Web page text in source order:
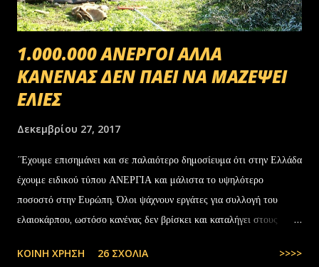
1.000.000 ΑΝΕΡΓΟΙ ΑΛΛΑ
ΚΑΝΕΝΑΣ ΔΕΝ ΠΑΕΙ ΝΑ ΜΑΖΕΨΕΙ
ΕΛΙΕΣ
Δεκεμβρίου 27, 2017
΄Έχουμε επισημάνει και σε παλαιότερο δημοσίευμα ότι στην Ελλάδα
έχουμε ειδικού τύπου ΑΝΕΡΓΙΑ και μάλιστα το υψηλότερο
ποσοστό στην Ευρώπη. Όλοι ψάχνουν εργάτες για συλλογή του
ελαιοκάρπου, ωστόσο κανένας δεν βρίσκει και καταλήγει στους
στην Ελλάδα, πάλι δεν μας φτάνουν. Στην Ελλάδα του 1.000.000
ΚΟΙΝΉ ΧΡΉΣΗ 26 ΣΧΌΛΙΑ >>>>